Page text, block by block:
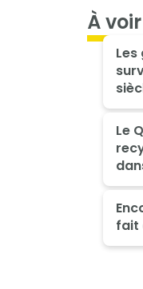
À voir
Les
Le
fait